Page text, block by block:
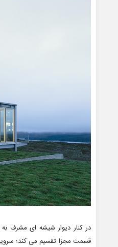
در کنار دیوار شیشه ای مشرف
قسمت مجزا تقسیم می کند؛